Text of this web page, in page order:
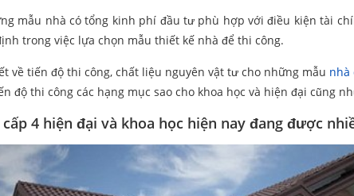
mẫu nhà có tổng kinh phí đầu tư phù hợp với điều kiện tài
trong việc lựa chọn mẫu thiết kế nhà để thi công.
về tiến độ thi công, chất liệu nguyên vật tư cho những mẫu nhà
độ thi công các hạng mục sao cho khoa học và hiện đại cũng
4 hiện đại và khoa học hiện nay đang được